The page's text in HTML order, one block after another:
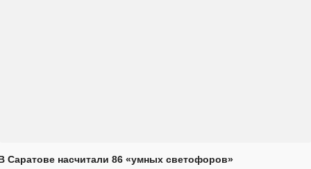
Саратове насчитали 86 «умных светофоров»